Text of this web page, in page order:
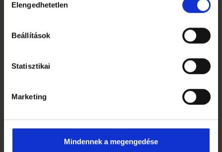
kiválasztása
Elengedhetetlen
Beállítások
Statisztikai
Marketing
Mindennek a megengedése
PRÉMIUM PÁRNA – EASE ONE
prémium párna, amelyet azok számára terveztünk,
Bővebben